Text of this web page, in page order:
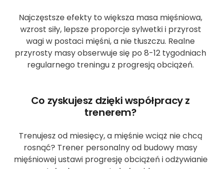
Najczęstsze efekty to większa masa mięśniowa,
wzrost siły, lepsze proporcje sylwetki i przyrost
wagi w postaci mięśni, a nie tłuszczu. Realne
przyrosty masy obserwuje się po 8-12 tygodniach
regularnego treningu z progresją obciążeń.
Co zyskujesz dzięki współpracy z
trenerem?
Trenujesz od miesięcy, a mięśnie wciąż nie chcą
rosnąć? Trener personalny od budowy masy
mięśniowej ustawi progresję obciążeń i odżywianie